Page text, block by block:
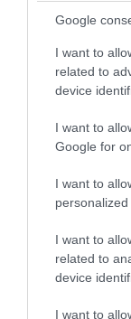
Google
I want to
related to
device
I want to
Google for
I want to
personalized
I want to
related to
device
I want to
09.08.2026 | 23:02
υπάλληλοι
αλλά…